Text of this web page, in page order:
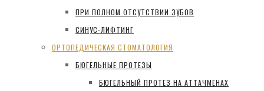
ПРИ ПОЛНОМ ОТСУТСТВИИ ЗУБОВ
СИНУС-ЛИФТИНГ
ОРТОПЕДИЧЕСКАЯ СТОМАТОЛОГИЯ
БЮГЕЛЬНЫЕ ПРОТЕЗЫ
БЮГЕЛЬНЫЙ ПРОТЕЗ НА АТТАЧМЕНАХ